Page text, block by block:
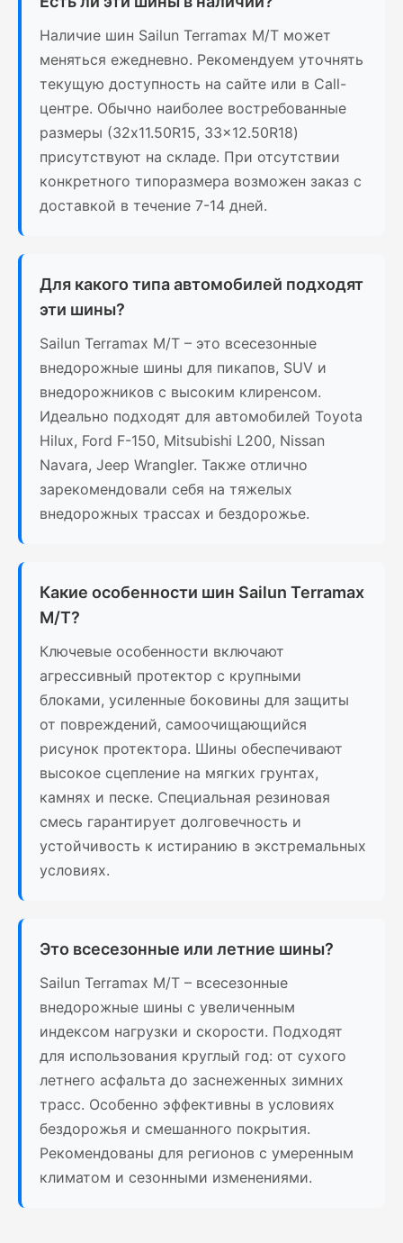
Наличие шин Sailun Terramax M/T может
меняться ежедневно. Рекомендуем уточнять
текущую доступность на сайте или в Call-
центре. Обычно наиболее востребованные
размеры (32x11.50R15, 33x12.50R18)
присутствуют на складе. При отсутствии
конкретного типоразмера возможен заказ с
доставкой в течение 7-14 дней.
Для какого типа автомобилей подходят
эти шины?
Sailun Terramax M/T – это всесезонные
внедорожные шины для пикапов, SUV и
внедорожников с высоким клиренсом.
Идеально подходят для автомобилей Toyota
Hilux, Ford F-150, Mitsubishi L200, Nissan
Navara, Jeep Wrangler. Также отлично
зарекомендовали себя на тяжелых
внедорожных трассах и бездорожье.
Какие особенности шин Sailun Terramax
M/T?
Ключевые особенности включают
агрессивный протектор с крупными
блоками, усиленные боковины для защиты
от повреждений, самоочищающийся
рисунок протектора. Шины обеспечивают
высокое сцепление на мягких грунтах,
камнях и песке. Специальная резиновая
смесь гарантирует долговечность и
устойчивость к истиранию в экстремальных
условиях.
Это всесезонные или летние шины?
Sailun Terramax M/T – всесезонные
внедорожные шины с увеличенным
индексом нагрузки и скорости. Подходят
для использования круглый год: от сухого
летнего асфальта до заснеженных зимних
трасс. Особенно эффективны в условиях
бездорожья и смешанного покрытия.
Рекомендованы для регионов с умеренным
климатом и сезонными изменениями.